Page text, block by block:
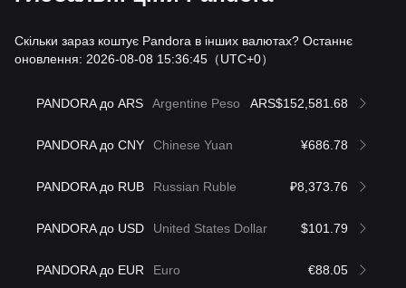
Скільки зараз коштує Pandora в інших валютах? Останнє
оновлення: 2026-08-08 15:36:45 （UTC+0）
PANDORA до ARS Argentine Peso ARS$152,581.68
PANDORA до CNY Chinese Yuan ¥686.78
PANDORA до RUB Russian Ruble ₽8,373.76
PANDORA до USD United States Dollar $101.79
PANDORA до EUR Euro €88.05